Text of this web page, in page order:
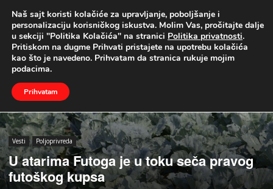
UŽIVO
Naslovna Vesti Poljoprivreda
Vesti Poljoprivreda
U atarima Futoga je u toku seča pravog
futoškog kupsa
Naš sajt koristi kolačiće za upravljanje, poboljšanje i
personalizaciju korisničkog iskustva. Molim Vas, pročitajte dalje
u sekciji "Politika Kolačića" na stranici Politika privatnosti.
Pritiskom na dugme Prihvati pristajete na upotrebu kolačića
kao što je navedeno. Prihvatam da stranica rukuje mojim
podacima.
Prihvatam